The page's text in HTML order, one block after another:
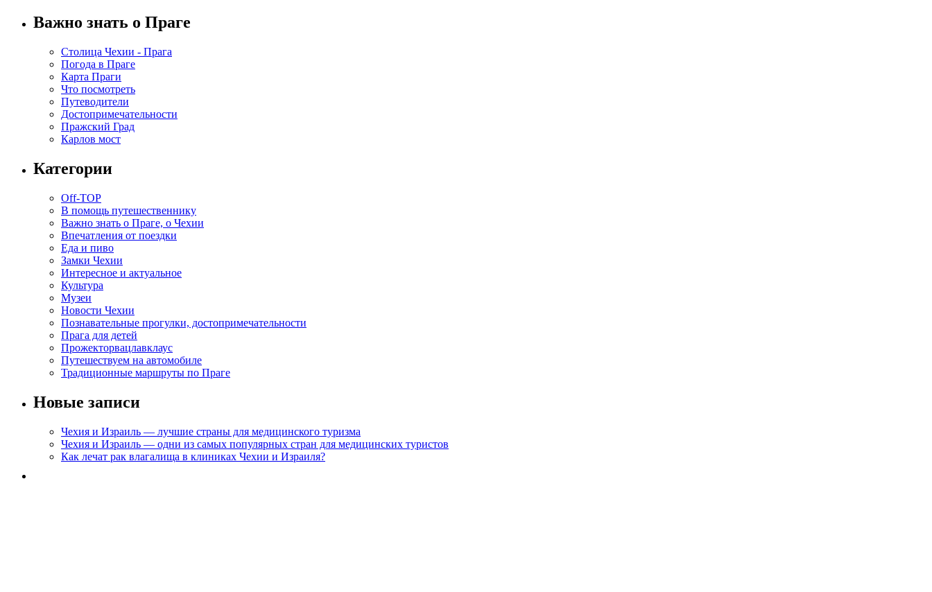
Важно знать о Праге
Столица Чехии - Прага
Погода в Праге
Карта Праги
Что посмотреть
Путеводители
Достопримечательности
Пражский Град
Карлов мост
Категории
Off-TOP
В помощь путешественнику
Важно знать о Праге, о Чехии
Впечатления от поездки
Еда и пиво
Замки Чехии
Интересное и актуальное
Культура
Музеи
Новости Чехии
Познавательные прогулки, достопримечательности
Прага для детей
Прожекторвацлавклаус
Путешествуем на автомобиле
Традиционные маршруты по Праге
Новые записи
Чехия и Израиль — лучшие страны для медицинского туризма
Чехия и Израиль — одни из самых популярных стран для медицинских туристов
Как лечат рак влагалища в клиниках Чехии и Израиля?